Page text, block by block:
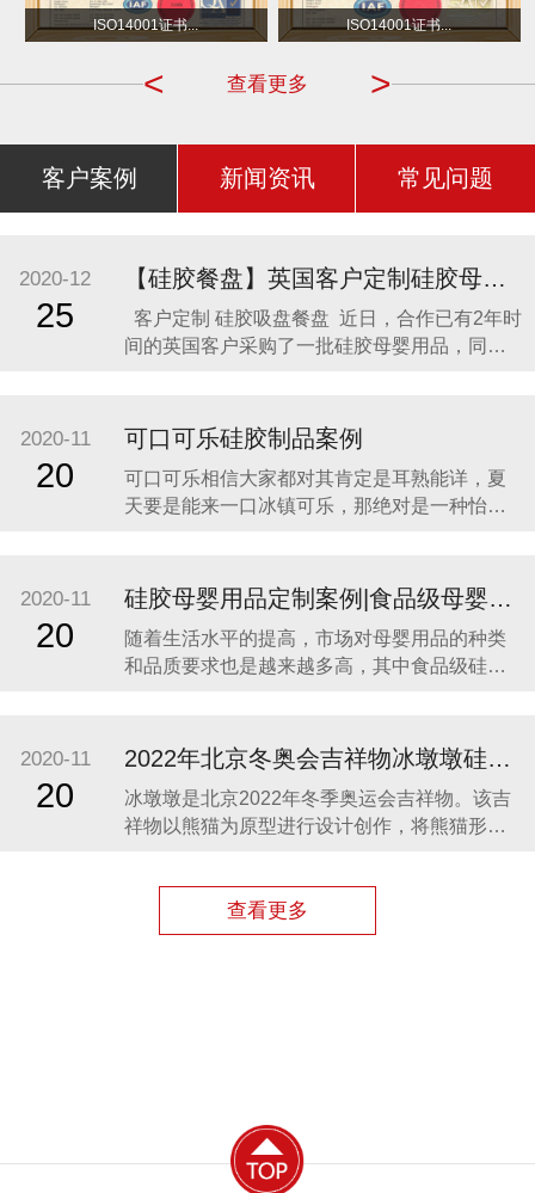
ISO14001证书... ISO14001证书...
>
查看更多
<
客户案例 新闻资讯 常见问题
2020-12
25
【硅胶餐盘】英国客户定制硅胶母婴用品 硅胶吸盘餐盘
客户定制 硅胶吸盘餐盘 近日，合作已有2年时
间的英国客户采购了一批硅胶母婴用品，同时
价格最合理，服务最贴心，正如两年来多次合
作一样。众盛硅胶不是硅胶制品行业内最好
的，但绝对是他合作过众多硅胶制品
2020-11
20
可口可乐硅胶制品案例
可口可乐相信大家都对其肯定是耳熟能详，夏
天要是能来一口冰镇可乐，那绝对是一种怡神
关联呢？ 2014年可口可乐找到我们的时候，我
们也是非常的惊讶，以为是在开玩笑。他们却
很认真的告诉我们，他们想开发一款创意有代
2020-11
20
硅胶母婴用品定制案例|食品级母婴硅胶制品
随着生活水平的提高，市场对母婴用品的种类
和品质要求也是越来越多高，其中食品级硅胶
品的的主要材料之一。众盛硅胶厂家在硅胶制
品行业深耕23年，生产的硅胶母婴用品全球使
用用户超百万。 今天我们就来分享几款热卖的
硅胶母婴
2020-11
20
2022年北京冬奥会吉祥物冰墩墩硅胶制品生产案例
冰墩墩是北京2022年冬季奥运会吉祥物。该吉
祥物以熊猫为原型进行设计创作，将熊猫形象
心，奥运组委会将吉祥物冰墩墩放到东莞生
产，而众盛硅胶也有幸参与了冰墩墩的生产制
查看更多